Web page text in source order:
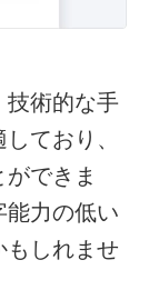
技術的な手
ており、
できま
力の低い
しれませ